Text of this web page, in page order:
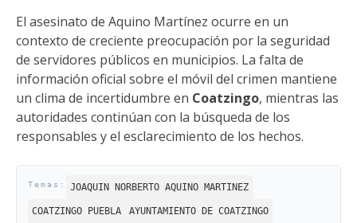
El asesinato de Aquino Martínez ocurre en un
contexto de creciente preocupación por la seguridad
de servidores públicos en municipios. La falta de
información oficial sobre el móvil del crimen mantiene
un clima de incertidumbre en Coatzingo, mientras las
autoridades continúan con la búsqueda de los
responsables y el esclarecimiento de los hechos.
JOAQUIN NORBERTO AQUINO MARTINEZ
COATZINGO PUEBLA AYUNTAMIENTO DE COATZINGO